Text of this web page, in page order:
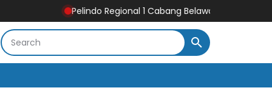
Pelindo Regional 1 Cabang Belawan Turut Sukseskan